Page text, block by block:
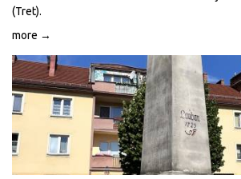
(Tret).
more →